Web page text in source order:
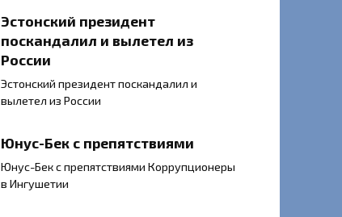
Эстонский президент
поскандалил и вылетел из
России
Эстонский президент поскандалил и
вылетел из России
Юнус-Бек с препятствиями
Юнус-Бек с препятствиями Коррупционеры
в Ингушетии